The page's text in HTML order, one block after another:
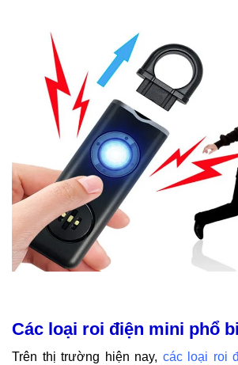
Các loại roi điện mini phổ
Trên thị trường hiện nay, các loại roi